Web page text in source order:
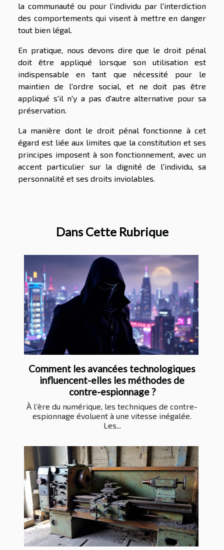
la communauté ou pour l'individu par l'interdiction
des comportements qui visent à mettre en danger
tout bien légal.
En pratique, nous devons dire que le droit pénal
doit être appliqué lorsque son utilisation est
indispensable en tant que nécessité pour le
maintien de l'ordre social, et ne doit pas être
appliqué s'il n'y a pas d'autre alternative pour sa
préservation.
La manière dont le droit pénal fonctionne à cet
égard est liée aux limites que la constitution et ses
principes imposent à son fonctionnement, avec un
accent particulier sur la dignité de l'individu, sa
personnalité et ses droits inviolables.
Dans Cette Rubrique
Comment les avancées technologiques
influencent-elles les méthodes de
contre-espionnage ?
À l’ère du numérique, les techniques de contre-
espionnage évoluent à une vitesse inégalée.
Les...